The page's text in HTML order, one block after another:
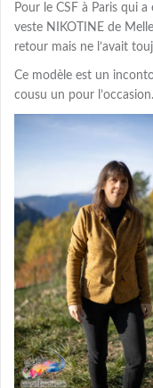
Pour le CSF à Paris qui
veste NIKOTINE de
retour mais ne l’avait
Ce modèle est un
cousu un pour l’occasion.